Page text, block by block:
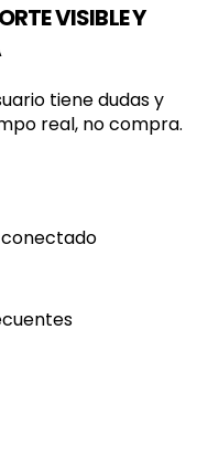
VISIBLE Y
tiene dudas y
real, no compra.